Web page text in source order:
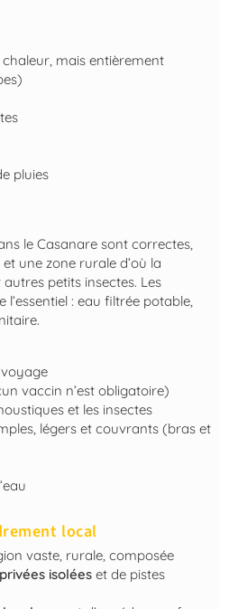
mais entièrement
pluies
le Casanare sont correctes,
une zone rurale d’où la
petits insectes. Les
: eau filtrée potable,
vaccin n’est obligatoire)
et les insectes
légers et couvrants (bras et
local
vaste, rurale, composée
isolées et de pistes